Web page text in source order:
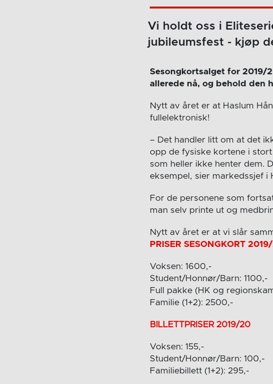
Vi holdt oss i
jubileumsfest - kjøp
Sesongkortsalget for 2019/
allerede nå, og behold den
Nytt av året er at Haslum
fullelektronisk!
– Det handler litt om at det
opp de fysiske kortene i
som heller ikke henter dem.
eksempel, sier markedssjef i
For de personene som
man selv printe ut og
Nytt av året er at vi slår
PRISER SESONGKORT
Voksen: 1600,-
Student/Honnør/Barn: 1100,-
Full pakke (HK og
Familie (1+2): 2500,-
BILLETTPRISER 2019/20
Voksen: 155,-
Student/Honnør/Barn: 100,-
Familiebillett (1+2): 295,-